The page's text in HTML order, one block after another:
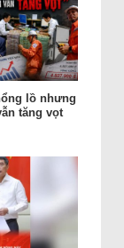
lồ nhưng
tăng vọt